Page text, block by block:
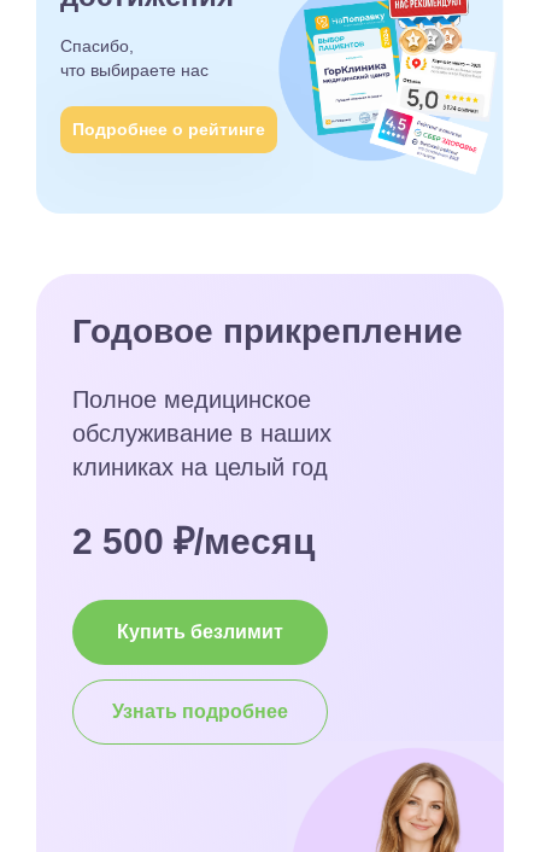
Спасибо,
что выбираете нас
Подробнее о рейтинге
Годовое прикрепление
Полное медицинское
обслуживание в наших
клиниках на целый год
2 500 ₽/месяц
Купить безлимит
Узнать подробнее